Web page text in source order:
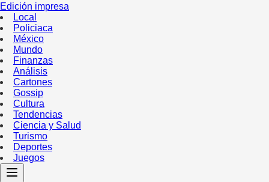
Edición impresa
Local
Policiaca
México
Mundo
Finanzas
Análisis
Cartones
Gossip
Cultura
Tendencias
Ciencia y Salud
Turismo
Deportes
Juegos